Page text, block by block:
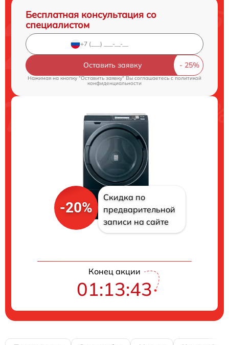
Бесплатная консультация со
специалистом
Оставить заявку
Нажимая на кнопку "Оставить заявку" Вы соглашаетесь cполитикой
конфиденциальности
-20%
Скидка по
предварительной
записи на сайте
Конец акции
01:13:42